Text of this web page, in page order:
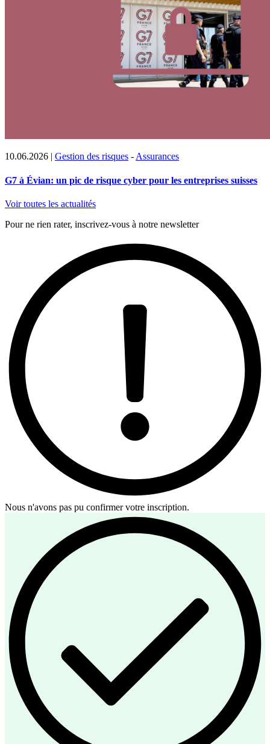
10.06.2026 | Gestion des risques - Assurances
G7 à Évian: un pic de risque cyber pour les entreprises suisses
Voir toutes les actualités
Pour ne rien rater, inscrivez-vous à notre newsletter
Nous n'avons pas pu confirmer votre inscription.